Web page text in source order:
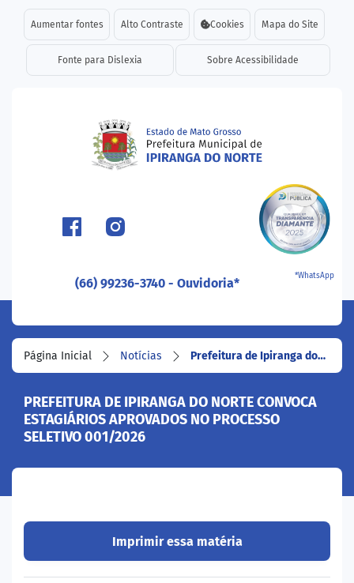
Seção de atalhos e links
Ir para o conteúdo [alt+1]
Ir para o menu [alt+2]
Ir para a busca [alt+3]
Aumentar fontes Alto Contraste Cookies Mapa do Site
Fonte para Dislexia Sobre Acessibilidade
Seção do menu principal
(66) 99236-3740 - Ouvidoria* *WhatsApp
Página Inicial Notícias Prefeitura de Ipiranga do…
PREFEITURA DE IPIRANGA DO NORTE CONVOCA
ESTAGIÁRIOS APROVADOS NO PROCESSO
SELETIVO 001/2026
Imprimir essa matéria